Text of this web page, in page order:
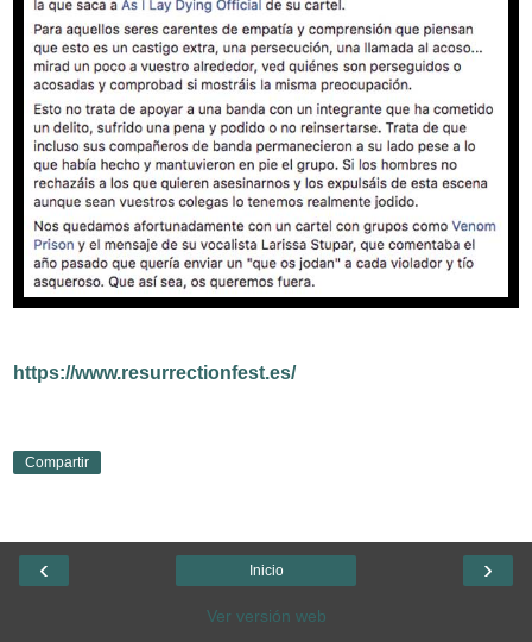
https://www.resurrectionfest.es/
Compartir
‹ ›
Inicio
Ver versión web